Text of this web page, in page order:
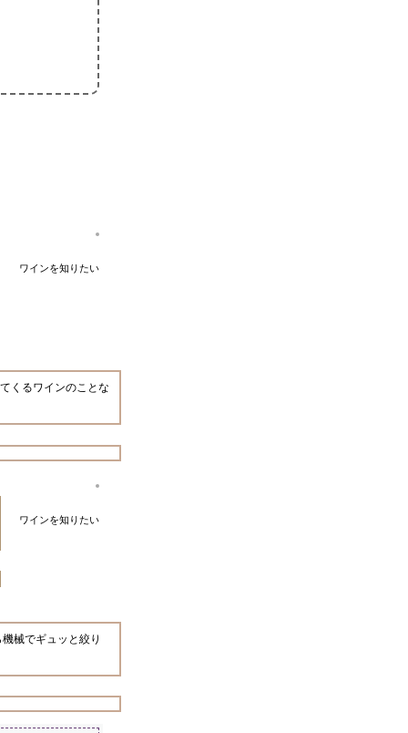
ワインを知りたい
くるワインのことな
ワインを知りたい
械でギュッと絞り